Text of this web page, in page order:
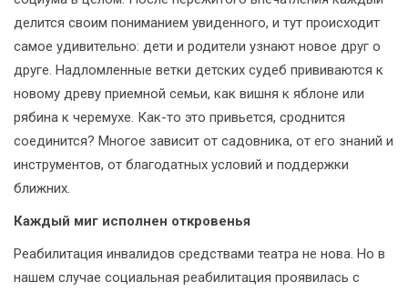
делится своим пониманием увиденного, и тут происходит
самое удивительно: дети и родители узнают новое друг о
друге. Надломленные ветки детских судеб прививаются к
новому древу приемной семьи, как вишня к яблоне или
рябина к черемухе. Как-то это привьется, сроднится
соединится? Многое зависит от садовника, от его знаний и
инструментов, от благодатных условий и поддержки
ближних.
Каждый миг исполнен откровенья
Реабилитация инвалидов средствами театра не нова. Но в
нашем случае социальная реабилитация проявилась с